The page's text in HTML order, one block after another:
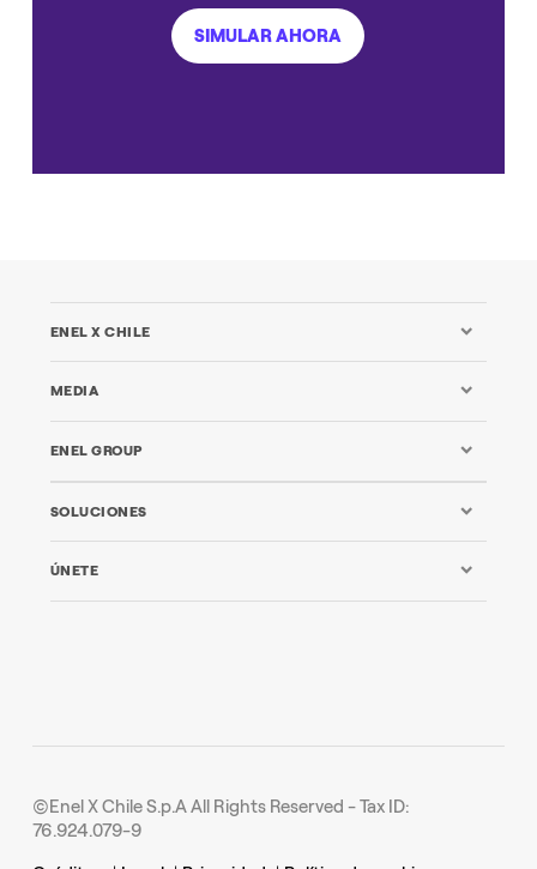
SIMULAR AHORA
ENEL X CHILE
MEDIA
ENEL GROUP
SOLUCIONES
ÚNETE
©Enel X Chile S.p.A All Rights Reserved - Tax ID:
76.924.079-9